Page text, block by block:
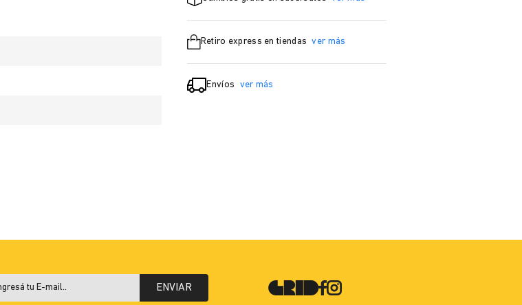
Retiro express en tiendas ver más
Envíos ver más
ENVIAR